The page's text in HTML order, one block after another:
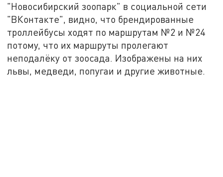
"Новосибирский зоопарк" в социальной сети
"ВКонтакте", видно, что брендированные
троллейбусы ходят по маршрутам №2 и №24
потому, что их маршруты пролегают
неподалёку от зоосада. Изображены на них
львы, медведи, попугаи и другие животные.